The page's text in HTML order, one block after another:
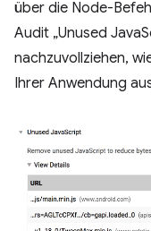
über die Node-
Audit „Unused
nachzuvollziehen,
Ihrer Anwendung